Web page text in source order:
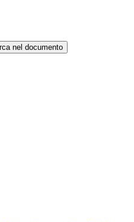
nel documento